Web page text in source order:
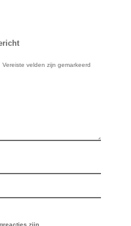
Vereiste velden zijn gemarkeerd
zijn.